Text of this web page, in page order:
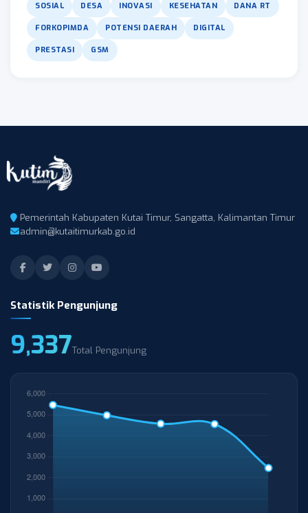
SOSIAL DESA INOVASI KESEHATAN DANA RT
FORKOPIMDA POTENSI DAERAH DIGITAL
PRESTASI GSM
Pemerintah Kabupaten Kutai Timur, Sangatta, Kalimantan Timur
admin@kutaitimurkab.go.id
Statistik Pengunjung
9,337Total Pengunjung